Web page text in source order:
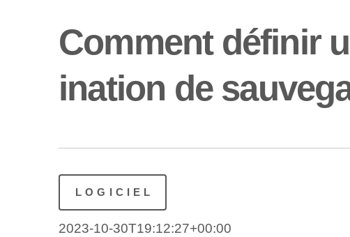
Comment définir
ination de
LOGICIEL
2023-10-30T19:12:27+00:00